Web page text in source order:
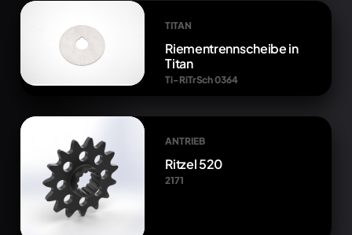
TITAN
Riementrennscheibe in
Titan
Ti-RiTrSch 0364
ANTRIEB
Ritzel 520
2171